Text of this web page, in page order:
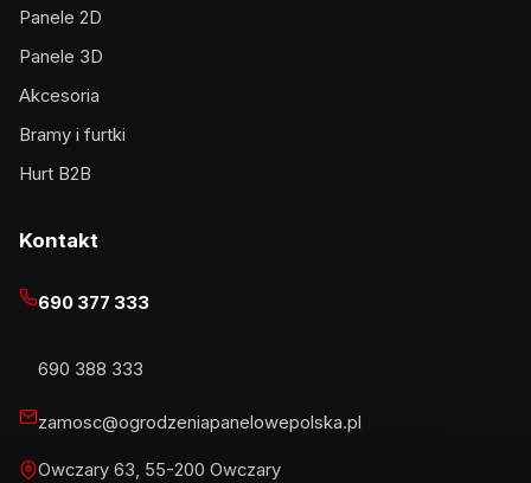
Panele 2D
Panele 3D
Akcesoria
Bramy i furtki
Hurt B2B
Kontakt
690 377 333
690 388 333
zamosc@ogrodzeniapanelowepolska.pl
Owczary 63, 55-200 Owczary